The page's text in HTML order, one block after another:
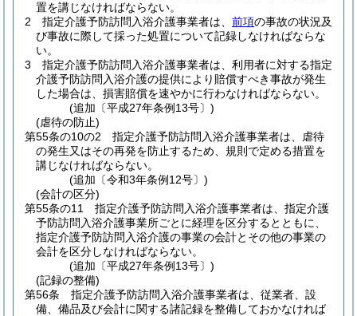
置を講じなければならない。
2
指定介護予防訪問入浴介護事業者は、 前項の事故の状況及
び事故に際して採った処置について記録しなければならな
い。
3
指定介護予防訪問入浴介護事業者は、利用者に対する指定
介護予防訪問入浴介護の提供により賠償すべき事故が発生
した場合は、損害賠償を速やかに行わなければならない。
(追加〔平成27年条例13号〕)
(虐待の防止)
第55条の10の2
指定介護予防訪問入浴介護事業者は、虐待
の発生又はその再発を防止するため、規則で定める措置を
講じなければならない。
(追加〔令和3年条例12号〕)
(会計の区分)
第55条の11
指定介護予防訪問入浴介護事業者は、指定介護
予防訪問入浴介護事業所ごとに経理を区分するとともに、
指定介護予防訪問入浴介護の事業の会計とその他の事業の
会計を区分しなければならない。
(追加〔平成27年条例13号〕)
(記録の整備)
第56条
指定介護予防訪問入浴介護事業者は、従業者、設
備、備品及び会計に関する諸記録を整備しておかなければ